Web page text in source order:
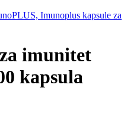
imunitet
kapsula